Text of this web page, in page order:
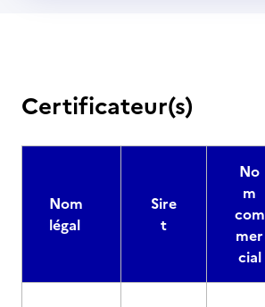
Certificateur(s)
Nom
légal
Sire
t
No
m
com
mer
cial